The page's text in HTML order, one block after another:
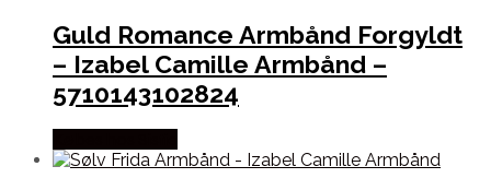
Guld Romance Armbånd Forgyldt
– Izabel Camille Armbånd –
5710143102824